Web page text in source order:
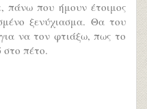
πάνω που ήμουν έτοιμος
ξενύχιασμα. Θα του
να τον φτιάξω, πως το
πέτο.